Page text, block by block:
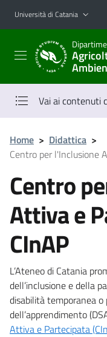
Vai al contenuto
Vai al menu di navigazione
Università di Catania
Vai ai contenuti
Home > Didattica >
Centro per l'Inclusione
Centro
Attiva e
CInAP
L’Ateneo di Catania
dell’inclusione e della
disabilità temporanea
dell’apprendimento
Attiva e Partecipata